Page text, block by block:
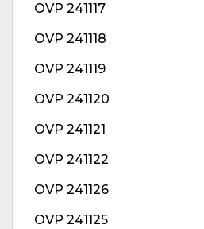
OVP 241117
OVP 241118
OVP 241119
OVP 241120
OVP 241121
OVP 241122
OVP 241126
OVP 241125